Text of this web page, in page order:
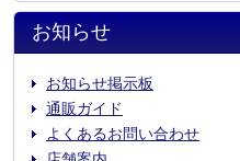
お知らせ
お知らせ掲示板
通販ガイド
よくあるお問い合わせ